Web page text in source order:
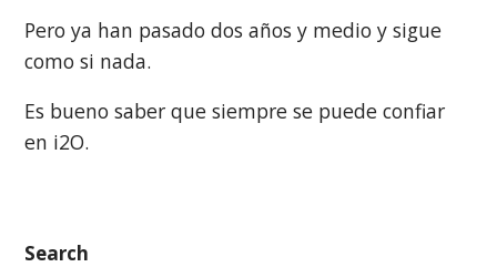
Pero ya han pasado dos años y medio y sigue
como si nada.
Es bueno saber que siempre se puede confiar
en i2O.
Search